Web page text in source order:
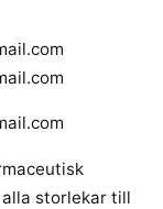
storlekar till